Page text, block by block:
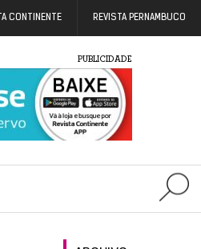
CONTINENTE REVISTA PERNAMBUCO
PUBLICIDADE